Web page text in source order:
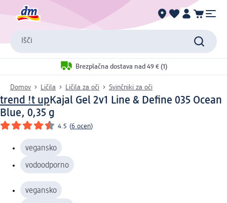
Išči
Brezplačna dostava nad 49 € (1)
Domov Ličila Ličila za oči Svinčniki za oči
trend !t up Kajal Gel 2v1 Line & Define 035 Ocean
Blue, 0,35 g
4.5 (6 ocen)
vegansko
vodoodporno
vegansko